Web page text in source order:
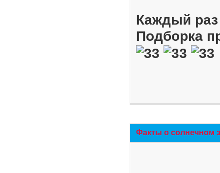
Каждый
Подборка
Факты о солнечном